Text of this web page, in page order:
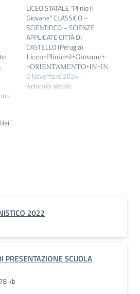
LICEO STATALE “Plinio il
Giovane” CLASSICO –
SCIENTIFICO – SCIENZE
APPLICATE CITTÀ DI
CASTELLO (Perugia)
Liceo+Plinio+il+Giovane+-
+ORIENTAMENTO+IN+INGRESSO
5 Novembre 2024
Articolo simile
2022
PRESENTAZIONE SCUOLA
kb